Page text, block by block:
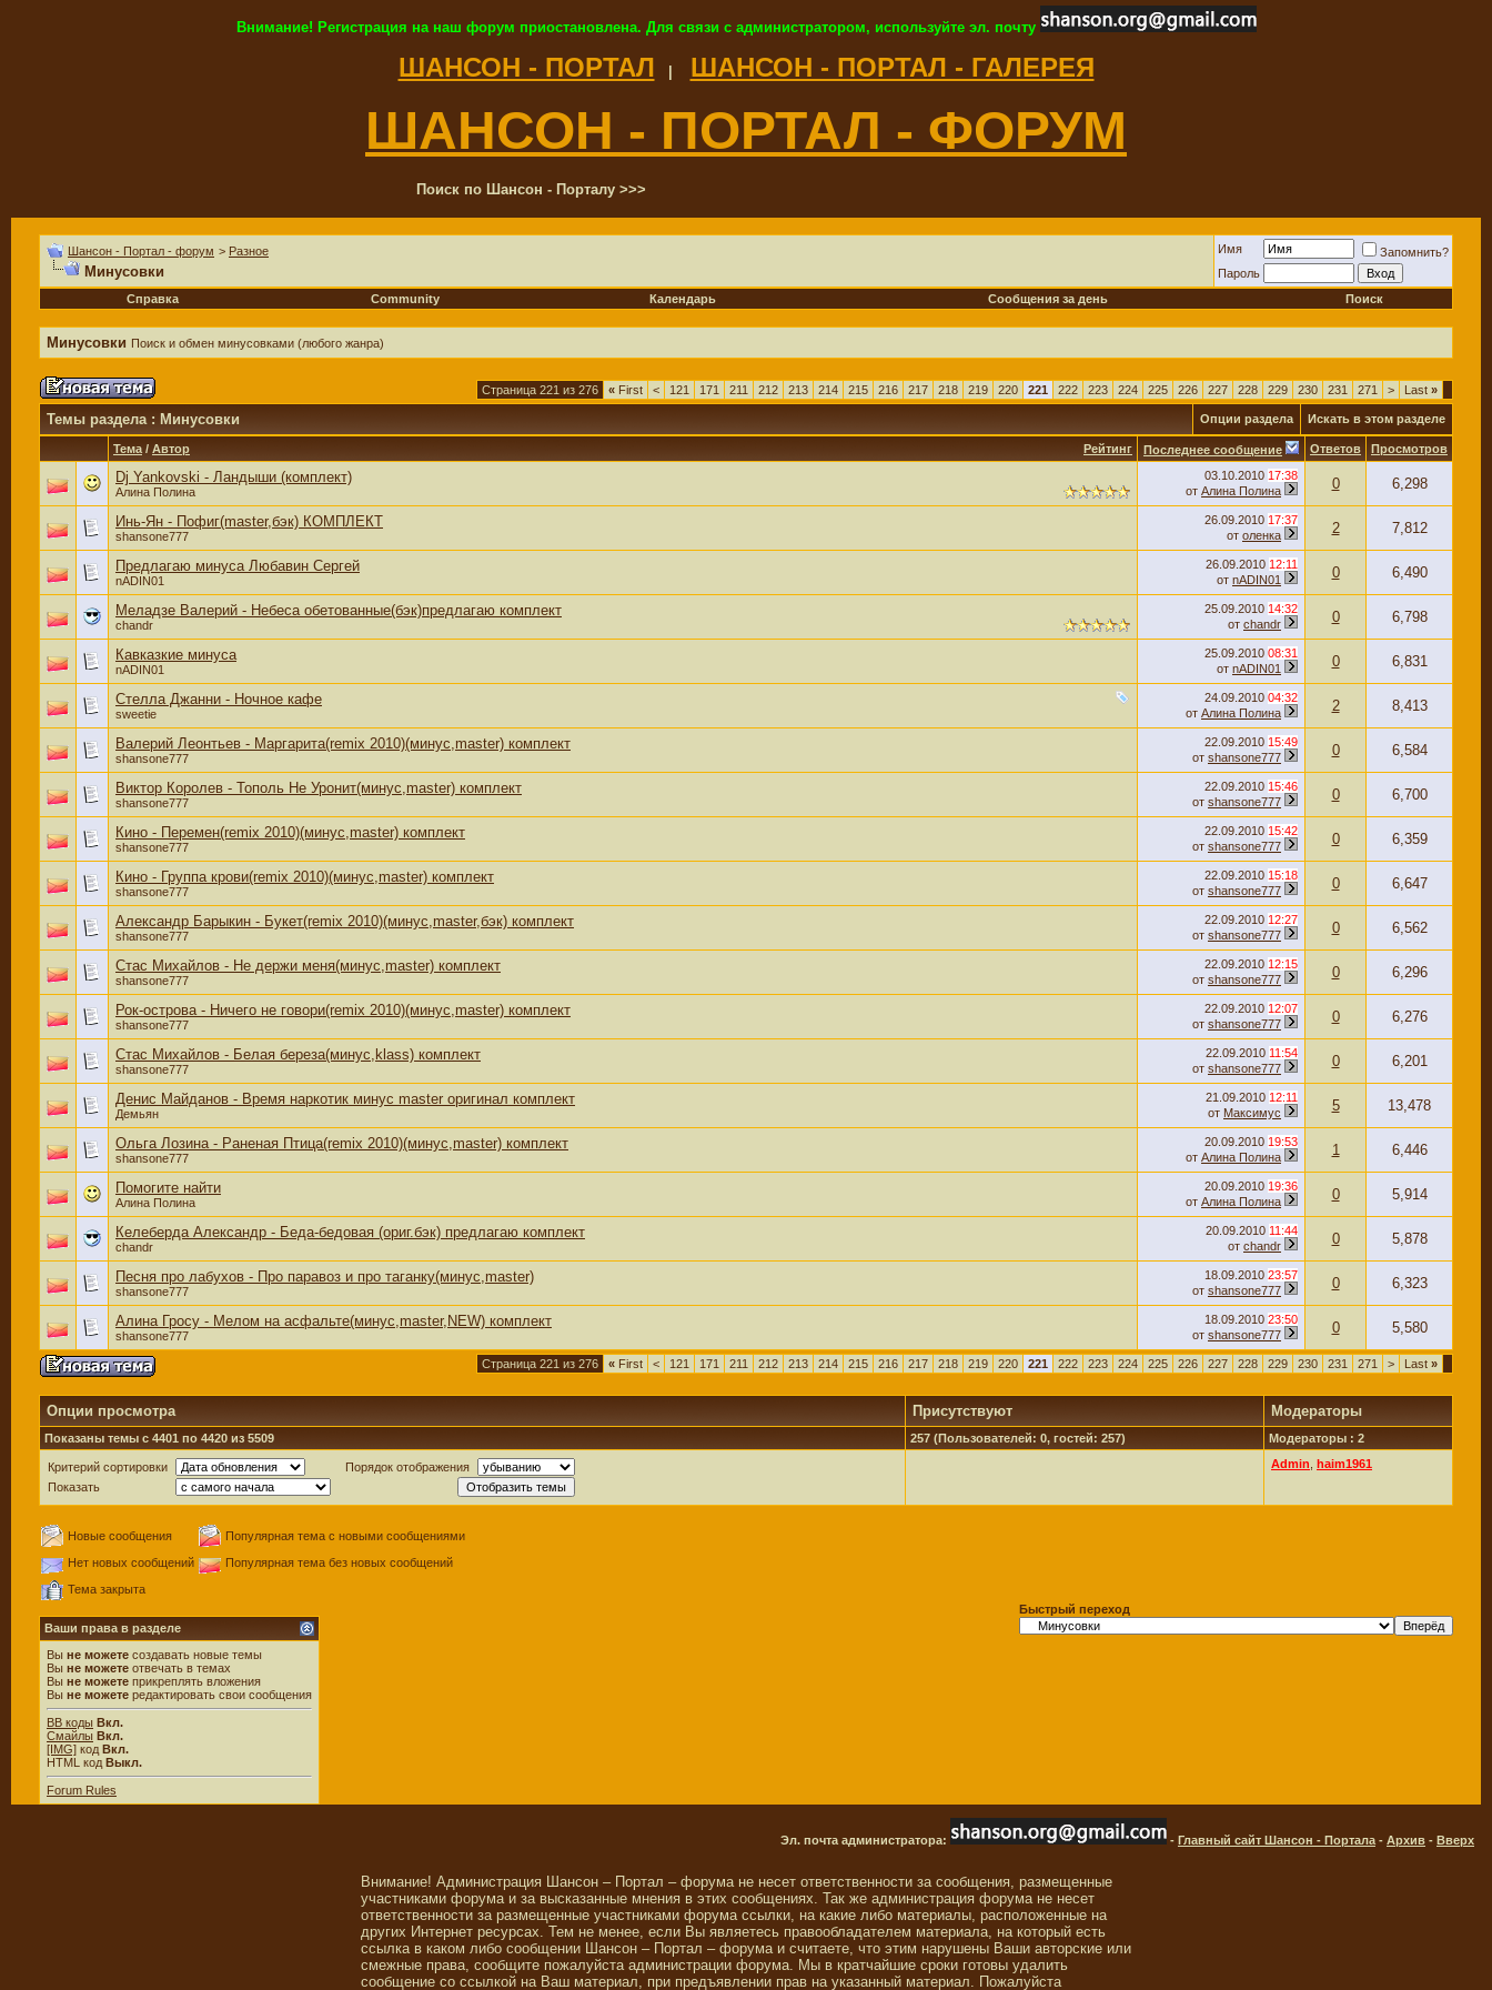
Внимание! Регистрация на наш форум приостановлена. Для связи с администратором, используйте эл. почту
ШАНСОН - ПОРТАЛ ШАНСОН - ПОРТАЛ - ГАЛЕРЕЯ
ШАНСОН - ПОРТАЛ - ФОРУМ
Поиск по Шансон - Порталу >>>
Шансон - Портал - форум > Разное
Минусовки
Имя
Запомнить?
Пароль
Справка
Community Календарь Сообщения за день Поиск
Минусовки Поиск и обмен минусовками (любого жанра)
Страница 221 из 276 « First < 121 171 211 212 213 214 215 216 217 218 219 220 221 222 223 224 225 226 227 228 229 230 231 271 > Last »
Темы раздела: Минусовки Опции раздела Искать в этом разделе
Рейтинг
Тема / Автор Последнее сообщение Ответов Просмотров
Dj Yankovski - Ландыши (комплект)
Алина Полина
03.10.2010 17:38
от Алина Полина 0 6,298
Инь-Ян - Пофиг(master,бэк) КОМПЛЕКТ
shansone777
26.09.2010 17:37
от оленка 2 7,812
Предлагаю минуса Любавин Сергей
nADIN01
26.09.2010 12:11
от nADIN01 0 6,490
Меладзе Валерий - Небеса обетованные(бэк)предлагаю комплект
chandr
25.09.2010 14:32
от chandr 0 6,798
Кавказкие минуса
nADIN01
25.09.2010 08:31
от nADIN01 0 6,831
Стелла Джанни - Ночное кафе
sweetie
24.09.2010 04:32
от Алина Полина 2 8,413
Валерий Леонтьев - Маргарита(remix 2010)(минус,master) комплект
shansone777
22.09.2010 15:49
от shansone777 0 6,584
Виктор Королев - Тополь Не Уронит(минус,master) комплект
shansone777
22.09.2010 15:46
от shansone777 0 6,700
Кино - Перемен(remix 2010)(минус,master) комплект
shansone777
22.09.2010 15:42
от shansone777 0 6,359
Кино - Группа крови(remix 2010)(минус,master) комплект
shansone777
22.09.2010 15:18
от shansone777 0 6,647
Александр Барыкин - Букет(remix 2010)(минус,master,бэк) комплект
shansone777
22.09.2010 12:27
от shansone777 0 6,562
Стас Михайлов - Не держи меня(минус,master) комплект
shansone777
22.09.2010 12:15
от shansone777 0 6,296
Рок-острова - Ничего не говори(remix 2010)(минус,master) комплект
shansone777
22.09.2010 12:07
от shansone777 0 6,276
Стас Михайлов - Белая береза(минус,klass) комплект
shansone777
22.09.2010 11:54
от shansone777 0 6,201
Денис Майданов - Время наркотик минус master оригинал комплект
Демьян
21.09.2010 12:11
от Максимус 5 13,478
Ольга Лозина - Раненая Птица(remix 2010)(минус,master) комплект
shansone777
20.09.2010 19:53
от Алина Полина 1 6,446
Помогите найти
Алина Полина
20.09.2010 19:36
от Алина Полина 0 5,914
Келеберда Александр - Беда-бедовая (ориг.бэк) предлагаю комплект
chandr
20.09.2010 11:44
от chandr 0 5,878
Песня про лабухов - Про паравоз и про таганку(минус,master)
shansone777
18.09.2010 23:57
от shansone777 0 6,323
Алина Гросу - Мелом на асфальте(минус,master,NEW) комплект
shansone777
18.09.2010 23:50
от shansone777 0 5,580
Страница 221 из 276 « First < 121 171 211 212 213 214 215 216 217 218 219 220 221 222 223 224 225 226 227 228 229 230 231 271 > Last »
Опции просмотра Присутствуют Модераторы
Показаны темы с 4401 по 4420 из 5509 257 (Пользователей: 0, гостей: 257) Модераторы : 2
Критерий сортировки
Порядок отображения
Показать
Admin haim1961
Новые сообщения
Популярная тема с новыми сообщениями
Нет новых сообщений
Популярная тема без новых сообщений
Тема закрыта
Ваши права в разделе
Вы не можете создавать новые темы
Вы не можете отвечать в темах
Вы не можете прикреплять вложения
Вы не можете редактировать свои сообщения
BB коды Вкл.
Смайлы Вкл.
[IMG] код Вкл.
HTML код Выкл.
Forum Rules
Быстрый переход
Эл. почта администратора: - Главный сайт Шансон - Портала - Архив - Вверх
Внимание! Администрация Шансон – Портал – форума не несет ответственности за сообщения, размещенные
участниками форума и за высказанные мнения в этих сообщениях. Так же администрация форума не несет
ответственности за размещенные участниками форума ссылки, на какие либо материалы, расположенные на
других Интернет ресурсах. Тем не менее, если Вы являетесь правообладателем материала, на который есть
ссылка в каком либо сообщении Шансон – Портал – форума и считаете, что этим нарушены Ваши авторские или
смежные права, сообщите пожалуйста администрации форума. Мы в кратчайшие сроки готовы удалить
сообщение со ссылкой на Ваш материал, при предъявлении прав на указанный материал. Пожалуйста